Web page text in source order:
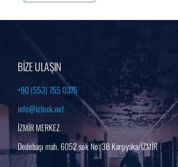
BİZE ULAŞIN
+90 (553) 755 0375
info@izteck.net
İZMİR MERKEZ
Dedebaşı mah. 6052 sok No: 3B Karşıyaka/İZMİR